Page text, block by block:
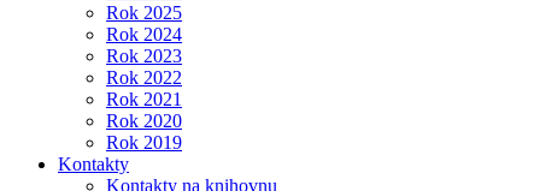
Rok 2025
Rok 2024
Rok 2023
Rok 2022
Rok 2021
Rok 2020
Rok 2019
Kontakty
Kontakty na knihovnu